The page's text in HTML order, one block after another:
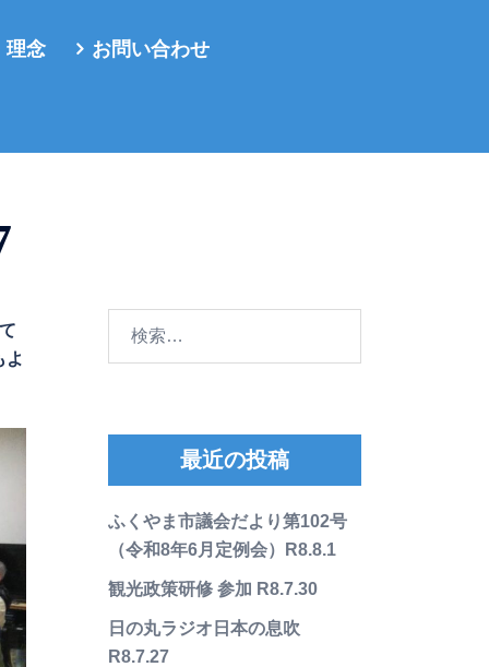
理念 お問い合わせ
よ
最近の投稿
ふくやま市議会だより第102号
（令和8年6月定例会）R8.8.1
観光政策研修 参加 R8.7.30
日の丸ラジオ日本の息吹
R8.7.27